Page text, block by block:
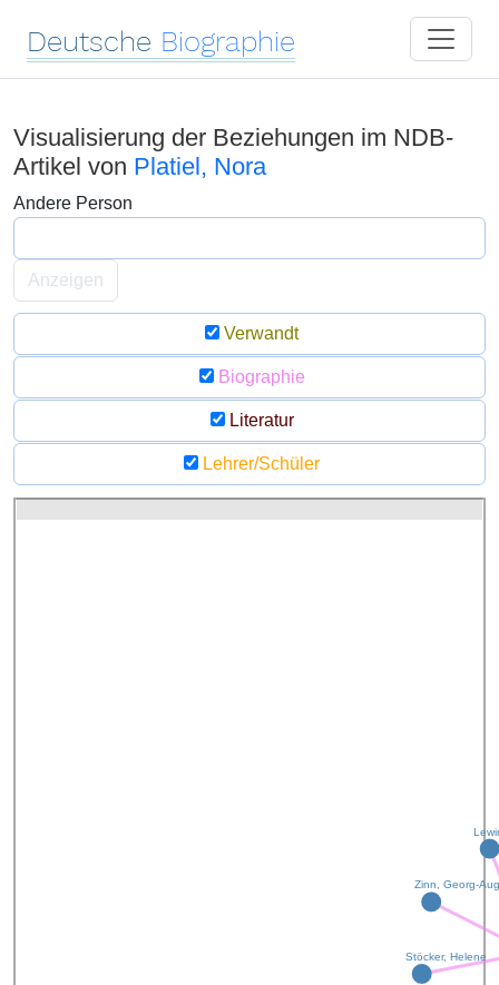
Deutsche Biographie
Visualisierung der Beziehungen im NDB-
Artikel von Platiel, Nora
Andere Person
Anzeigen
Verwandt
Biographie
Literatur
Lehrer/Schüler
Stöcker, Helene
Zinn, Georg-